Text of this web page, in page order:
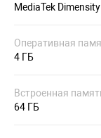
MediaTek
Оперативная
4 ГБ
Встроенная
64 ГБ